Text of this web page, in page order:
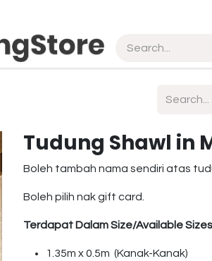
Contact us
Tudung Shawl in
Boleh tambah nama sendiri atas
Boleh pilih nak gift card.
Terdapat Dalam Size/Available
1.35m x 0.5m (Kanak-Kanak)